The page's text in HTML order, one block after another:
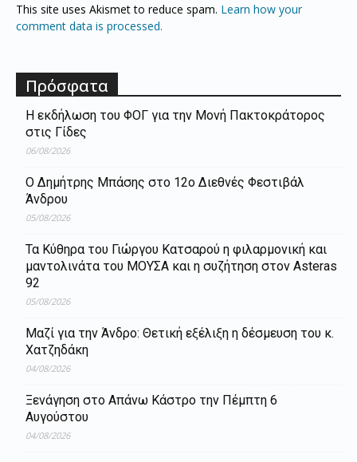
This site uses Akismet to reduce spam. Learn how your
comment data is processed.
Πρόσφατα
Η εκδήλωση του ΦΟΓ για την Μονή Πακτοκράτορος
στις Γίδες
06/08/2026
Ο Δημήτρης Μπάσης στο 12ο Διεθνές Φεστιβάλ
Άνδρου
05/08/2026
Τα Κύθηρα του Γιώργου Κατσαρού η φιλαρμονική και
μαντολινάτα του ΜΟΥΣΑ και η συζήτηση στον Asteras
92
05/08/2026
Μαζί για την Άνδρο: Θετική εξέλιξη η δέσμευση του κ.
Χατζηδάκη
04/08/2026
Ξενάγηση στο Απάνω Κάστρο την Πέμπτη 6
Αυγούστου
04/08/2026